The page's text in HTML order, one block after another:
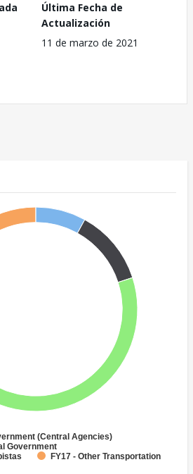
Última Fecha de
Actualización
11 de marzo de 2021
(Central Agencies)
Government
FY17 - Other Transportation